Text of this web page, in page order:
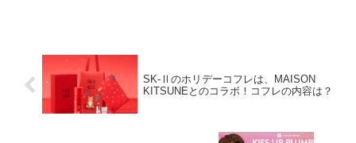
SK-Ⅱのホリデーコフレは、MAISON
KITSUNEとのコラボ！コフレの内容は？